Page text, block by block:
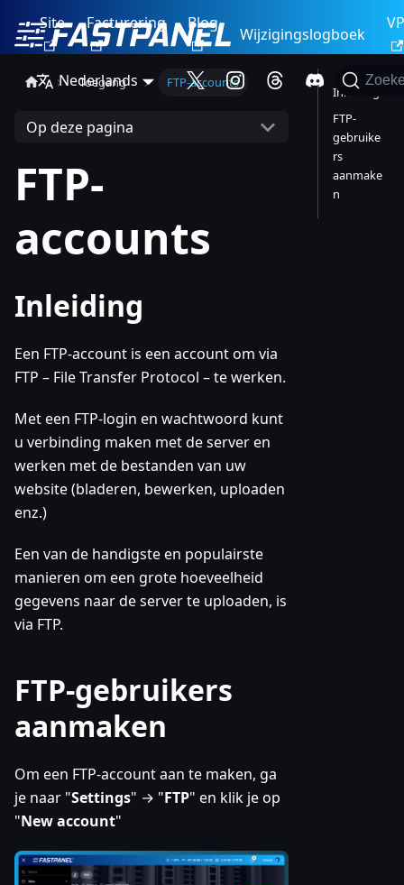
Site Facturering Blog
Wijzigingslogboek
Nederlands
Toegang FTP-accounts
Op deze pagina
FTP-
accounts
Inleiding
Een FTP-account is een account om via
FTP – File Transfer Protocol – te werken.
Met een FTP-login en wachtwoord kunt
u verbinding maken met de server en
werken met de bestanden van uw
website (bladeren, bewerken, uploaden
enz.)
Een van de handigste en populairste
manieren om een grote hoeveelheid
gegevens naar de server te uploaden, is
via FTP.
FTP-gebruikers
aanmaken
Om een FTP-account aan te maken, ga
je naar "Settings" → "FTP" en klik je op
"New account"
Inleiding
FTP-
gebruike
rs
aanmake
n